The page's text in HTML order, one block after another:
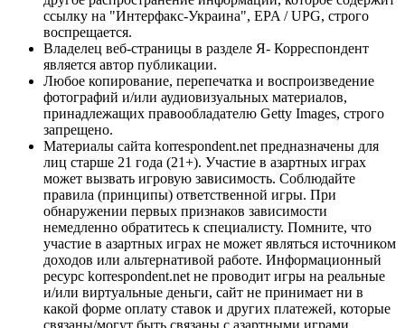
ссылку на "Интерфакс-Украина", EPA / UPG, строго
воспрещается.
Владелец веб-страницы в разделе Я- Корреспондент
является автор публикации.
Любое копирование, перепечатка и воспроизведение
фотографий и/или аудиовизуальных материалов,
принадлежащих правообладателю Getty Images, строго
запрещено.
Материалы сайта korrespondent.net предназначены для
лиц старше 21 года (21+). Участие в азартных играх
может вызвать игровую зависимость. Соблюдайте
правила (принципы) ответственной игры. При
обнаружении первых признаков зависимости
немедленно обратитесь к специалисту. Помните, что
участие в азартных играх не может являться источником
доходов или альтернативой работе. Информационный
ресурс korrespondent.net не проводит игры на реальные
и/или виртуальные деньги, сайт не принимает ни в
какой форме оплату ставок и других платежей, которые